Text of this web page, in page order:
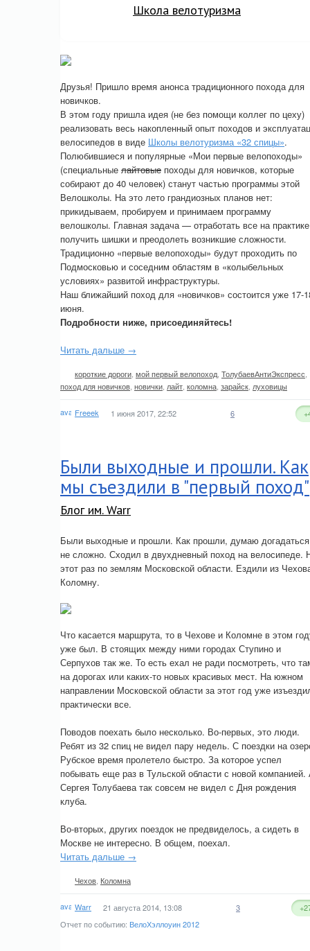
Школа велотуризма
Друзья! Пришло время анонса традиционного похода для
новичков.
В этом году пришла идея (не без помощи коллег по цеху)
реализовать весь накопленный опыт походов и
велосипедов в виде Школы велотуризма «32 спицы».
Полюбившиеся и популярные «Мои первые велопоходы»
(специальные лайтовые походы для новичков, которые
собирают до 40 человек) станут частью программы этой
Велошколы. На это лето грандиозных планов нет:
прикидываем, пробируем и принимаем программу
велошколы. Главная задача — отработать все на
получить шишки и преодолеть возникшие сложности.
Традиционно «первые велопоходы» будут проходить по
Подмосковью и соседним областям в «колыбельных
условиях» развитой инфраструктуры.
Наш ближайший поход для «новичков» состоится уже 17-
июня.
Подробности ниже, присоединяйтесь!
Читать дальше →
короткие дороги мой первый велопоход ТолубаевАнтиЭкспресс
поход для новичков новички лайт коломна зарайск луховицы
Freeek 1 июня 2017, 22:52 6
Были выходные и прошли. Как
мы съездили в "первый поход"
Блог им. Warr
Были выходные и прошли. Как прошли, думаю догадаться
не сложно. Сходил в двухдневный поход на велосипеде.
этот раз по землям Московской области. Ездили из
Коломну.
Что касается маршрута, то в Чехове и Коломне в этом
уже был. В стоящих между ними городах Ступино и
Серпухов так же. То есть ехал не ради посмотреть, что
на дорогах или каких-то новых красивых мест. На южном
направлении Московской области за этот год уже
практически все.
Поводов поехать было несколько. Во-первых, это люди.
Ребят из 32 спиц не видел пару недель. С поездки на
Рубское время пролетело быстро. За которое успел
побывать еще раз в Тульской области с новой компанией.
Сергея Толубаева так совсем не видел с Дня рождения
клуба.
Во-вторых, других поездок не предвиделось, а сидеть в
Москве не интересно. В общем, поехал.
Читать дальше →
Чехов Коломна
Warr 21 августа 2014, 13:08 3
Отчет по событию: ВелоХэллоуин 2012